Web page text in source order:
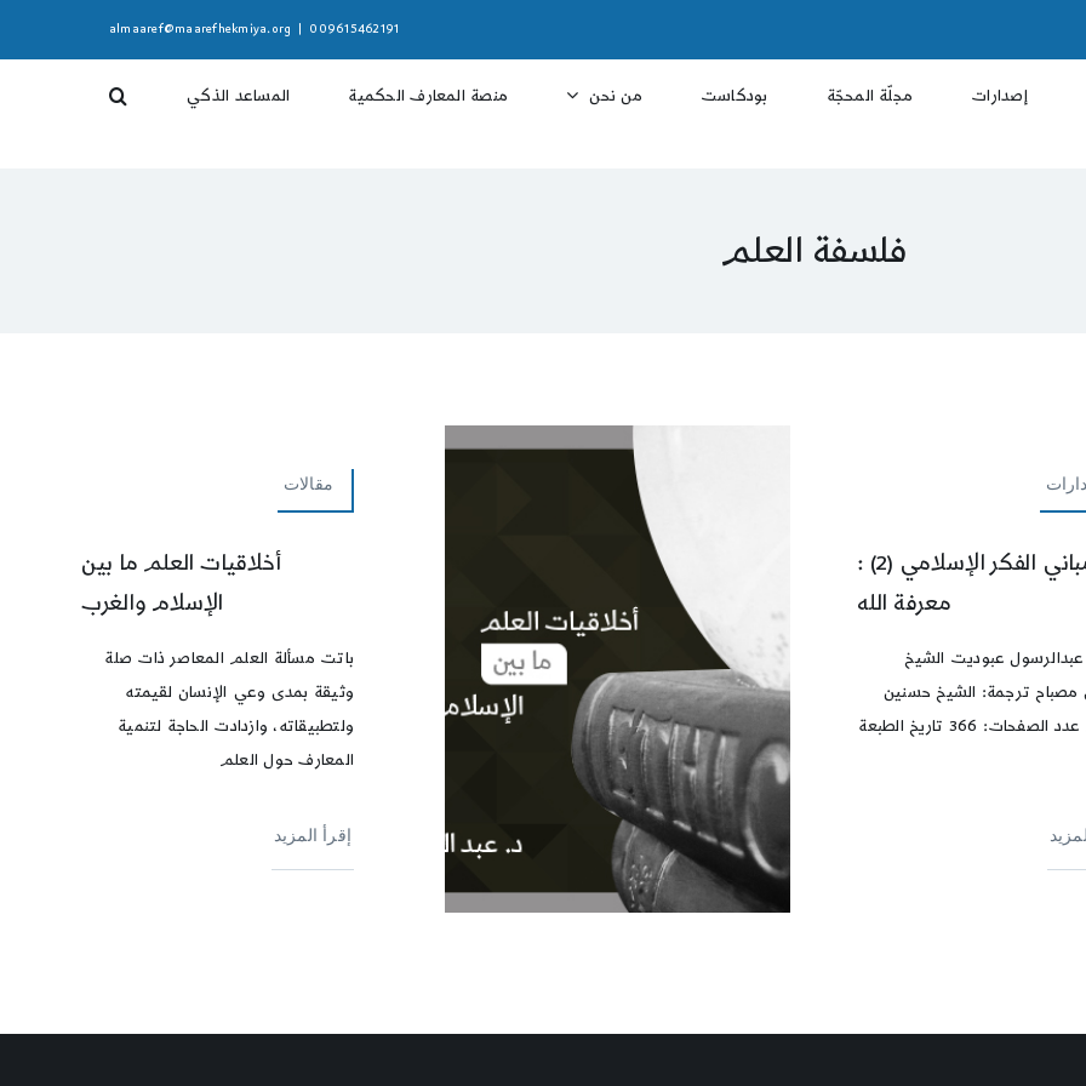
009615462191
almaaref@maarefhekmiya.org
إصدارات مجلّة المحجّة بودكاست من نحن منصة المعارف الحكمية المساعد الذكي
فلسفة العلم
مباني الفكر الإسلامي (2) :
معرفة الله
عبدالرسول عبوديت الشيخ
مصباح ترجمة: الشيخ حسنين
الجمال عدد الصفحات: 366 تاريخ الطبعة
مقالات
أخلاقيات العلم ما بين
الإسلام والغرب
باتت مسألة العلم المعاصر ذات صلة
وثيقة بمدى وعي الإنسان لقيمته
ولتطبيقاته، وازدادت الحاجة لتنمية
المعارف حول العلم
إقرأ المزيد